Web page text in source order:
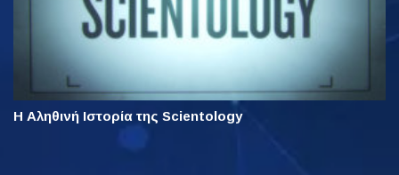
Η Αληθινή Ιστορία της Scientology